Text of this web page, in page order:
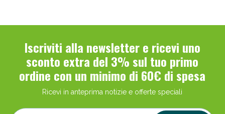
Iscriviti alla newsletter e ricevi uno
sconto extra del 3% sul tuo primo
ordine con un minimo di 60€ di spesa
Ricevi in anteprima notizie e offerte speciali